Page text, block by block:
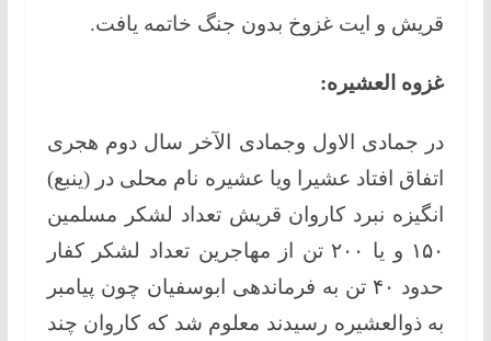
قریش و ایت غزوخ بدون جنگ خاتمه یافت.
غزوه العشیره:
در جمادی الاول وجمادى الآخر سال دوم هجری
اتفاق افتاد عشيرا ويا عشیره نام محلی در (ينبع)
انگیزه نبرد کاروان قریش تعداد لشکر مسلمین
۱۵۰ و یا ۲۰۰ تن از مهاجرین تعداد لشکر کفار
حدود ۴۰ تن به فرماندهی ابوسفیان چون پیامبر
به ذوالعشیره رسیدند معلوم شد که کاروان چند